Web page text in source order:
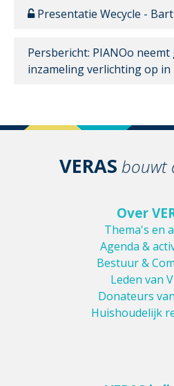
Presentatie Wecycle -
Persbericht: PIANOo neemt
inzameling verlichting op
VERAS bouwt
Over
Thema's en
Agenda &
Bestuur &
Leden van
Donateurs van
Huishoudelijk